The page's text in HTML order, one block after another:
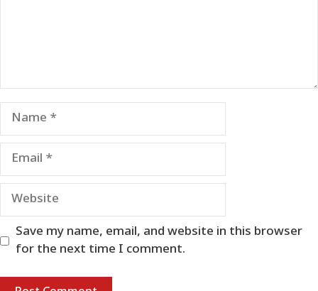
Name
Email
Website
Save my name, email, and website in this browser
for the next time I comment.